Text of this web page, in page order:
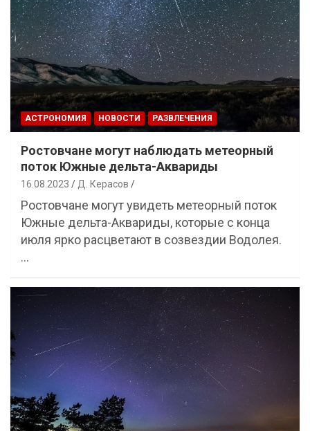
АСТРОНОМИЯ НОВОСТИ РАЗВЛЕЧЕНИЯ
Ростовчане могут наблюдать метеорный
поток Южные дельта-Аквариды
16.08.2023 Д. Керасов
Ростовчане могут увидеть метеорный поток
Южные дельта-Аквариды, которые с конца
июля ярко расцветают в созвездии Водолея.
…